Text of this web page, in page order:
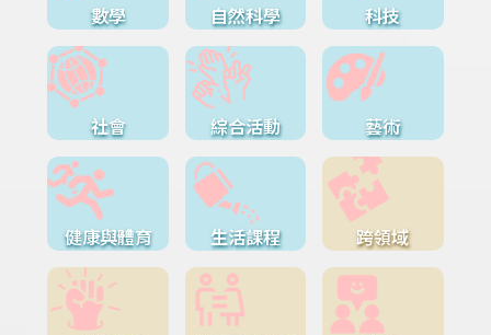
數學 自然科學 科技
社會 綜合活動 藝術
健康與體育 生活課程 跨領域